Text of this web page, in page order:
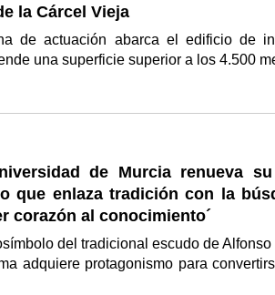
la Cárcel Vieja
de actuación abarca el edificio de
una superficie superior a los 4.500
de Murcia renueva
que enlaza tradición con la
corazón al conocimiento´
del tradicional escudo de
adquiere protagonismo para